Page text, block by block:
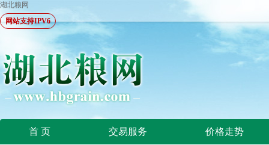
湖北粮网
网站支持IPV6
首 页 交易服务 价格走势